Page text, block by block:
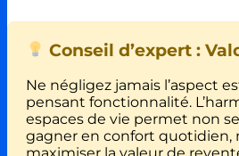
Conseil d’expert :
Ne négligez jamais l’aspect
pensant fonctionnalité.
espaces de vie permet non
gagner en confort quotidien,